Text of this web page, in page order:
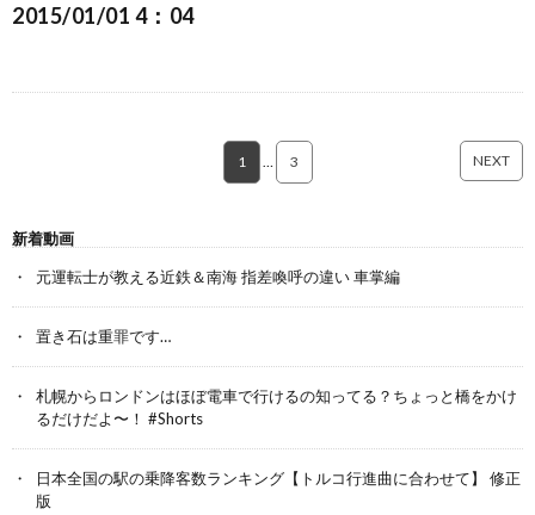
2015/01/01 4：04
1 3 NEXT
新着動画
元運転士が教える近鉄＆南海 指差喚呼の違い 車掌編
置き石は重罪です…
札幌からロンドンはほぼ電車で行けるの知ってる？ちょっと橋をかけ
るだけだよ〜！ #Shorts
日本全国の駅の乗降客数ランキング【トルコ行進曲に合わせて】 修正
版